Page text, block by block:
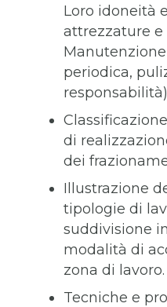
Loro idoneità
attrezzature e
periodica,
di
dei
Illustrazione
tipologie di
suddivisione
modalità di
zona di lavoro.
Tecniche e